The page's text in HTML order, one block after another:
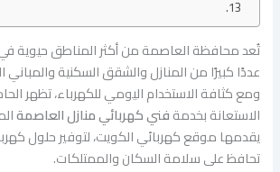
تُعد محافظة العاصمة من أكثر المناطق حيوية
عددًا كبيرًا من المنازل والشقق السكنية والمباني
ومع كثافة الاستخدام اليومي للكهرباء، تظهر
الاستعانة بخدمةفني كهربائي منازل العاصمة
يقدمها موقع كهربائي الكويت، لتوفير حلول
تحافظ على سلامة السكان والممتلكات.